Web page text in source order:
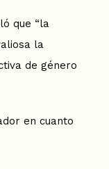
que “la
la
de género
en cuanto